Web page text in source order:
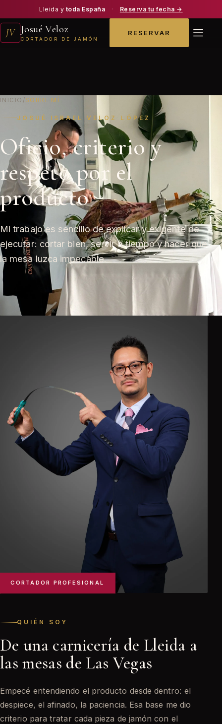
Lleida y toda España · Reserva tu fecha →
JV Josué Veloz
CORTADOR DE JAMÓN
RESERVAR
INICIO /SOBRE MÍ
JOSUÉ ISRAEL VELOZ LÓPEZ
Oficio, criterio y
respeto por el
producto
Mi trabajo es sencillo de explicar y exigente de
ejecutar: cortar bien, servir a tiempo y hacer que
la mesa luzca impecable.
CORTADOR PROFESIONAL
QUIÉN SOY
De una carnicería de Lleida a
las mesas de Las Vegas
Empecé entendiendo el producto desde dentro: el
despiece, el afinado, la paciencia. Esa base me dio
criterio para tratar cada pieza de jamón con el